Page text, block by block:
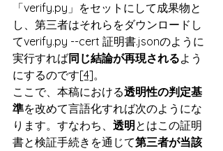
「verify.py」をセットにして成果物と
し、第三者はそれらをダウンロードし
てverify.py --cert 証明書.jsonのように
実行すれば同じ結論が再現されるよう
にするのです[4]。
ここで、本稿における透明性の判定基
準を改めて言語化すれば次のようにな
ります。すなわち、 透明 とはこの証明
書と検証手続きを通じて第三者が当該